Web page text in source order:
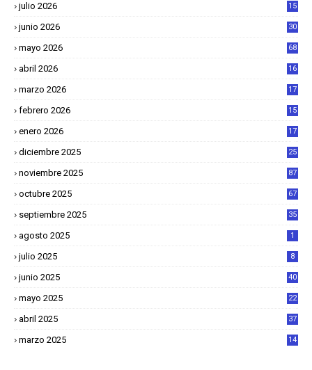
julio 2026 15
junio 2026 30
mayo 2026 68
abril 2026
16
marzo 2026
17
febrero 2026
15
enero 2026
17
diciembre 2025
25
noviembre 2025 87
octubre 2025 67
septiembre 2025 35
agosto 2025 1
julio 2025 8
junio 2025 40
mayo 2025
22
abril 2025
37
marzo 2025
14